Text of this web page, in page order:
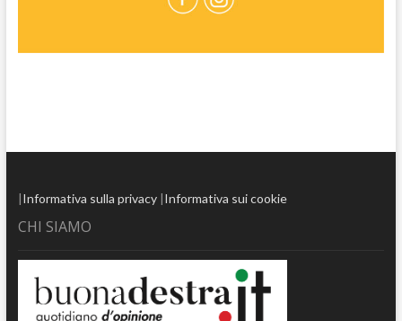
|Informativa sulla privacy|Informativa sui cookie
CHI SIAMO